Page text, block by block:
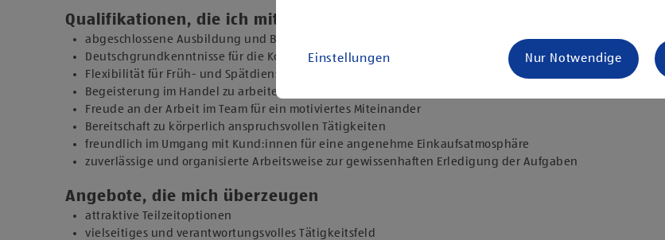
Qualifikationen, die ich mitbringe
abgeschlossene Ausbildung und Berufserfahrung von Vorteil
Deutschgrundkenntnisse für die Kommunikation mit unseren Kund:innen
Flexibilität für Früh- und Spätdienste (Montag bis Samstag)
Begeisterung im Handel zu arbeiten und den Unternehmenserfolg mitzugestalten
Freude an der Arbeit im Team für ein motiviertes Miteinander
Bereitschaft zu körperlich anspruchsvollen Tätigkeiten
freundlich im Umgang mit Kund:innen für eine angenehme Einkaufsatmosphäre
zuverlässige und organisierte Arbeitsweise zur gewissenhaften Erledigung der Aufgaben
Angebote, die mich überzeugen
attraktive Teilzeitoptionen
vielseitiges und verantwortungsvolles Tätigkeitsfeld
Einstellungen Nur Notwendige